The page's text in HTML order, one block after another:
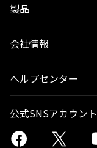
製品
会社情報
ヘルプセンター
公式SNSアカウント